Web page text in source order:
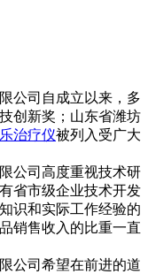
司自成立以来，多
创新奖；山东省潍坊
治疗仪被列入受广大
公司高度重视技术研
省市级企业技术开发
识和实际工作经验的
销售收入的比重一直
司希望在前进的道